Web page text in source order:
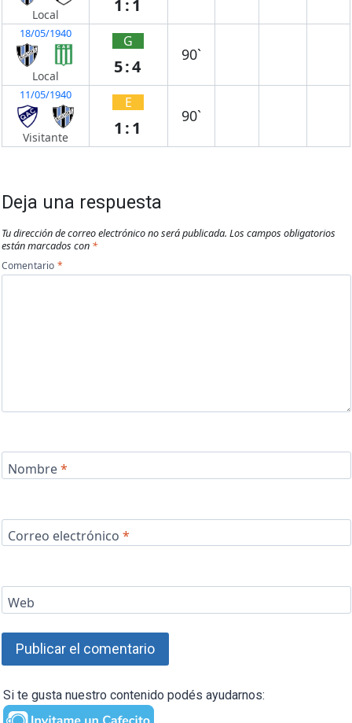
Local 1:1
18/05/1940
Local
G
5:4
90`
11/05/1940
Visitante
E
1:1
90`
Deja una respuesta
Tu dirección de correo electrónico no será publicada. Los campos obligatorios
están marcados con *
Comentario *
Nombre*
Correo electrónico *
Web
Si te gusta nuestro contenido podés ayudarnos: